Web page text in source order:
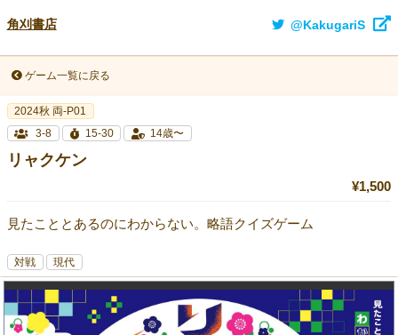
角刈書店 @KakugariS
ゲーム一覧に戻る
2024秋 両-P01
3-8
15-30 14歳〜
リャクケン
¥1,500
見たこととあるのにわからない。略語クイズゲーム
対戦 現代